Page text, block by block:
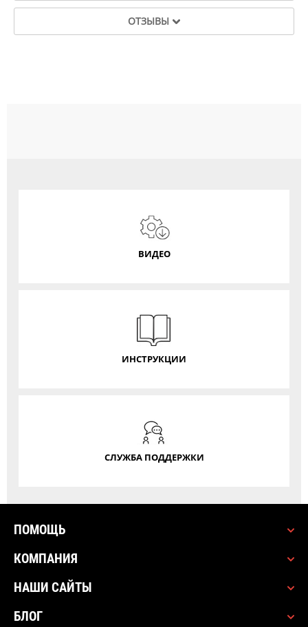
ОТЗЫВЫ
ВИДЕО
ИНСТРУКЦИИ
СЛУЖБА ПОДДЕРЖКИ
ПОМОЩЬ
КОМПАНИЯ
НАШИ САЙТЫ
БЛОГ